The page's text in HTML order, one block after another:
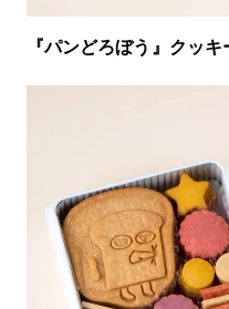
『パンどろぼう』クッ